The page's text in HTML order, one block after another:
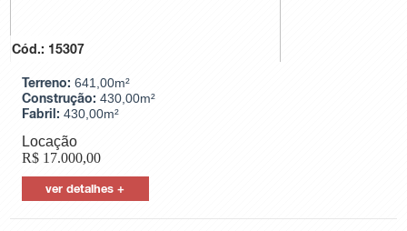
Cód.: 15307
Terreno: 641,00m²
Construção: 430,00m²
Fabril: 430,00m²
Locação
R$17.000,00
ver detalhes +